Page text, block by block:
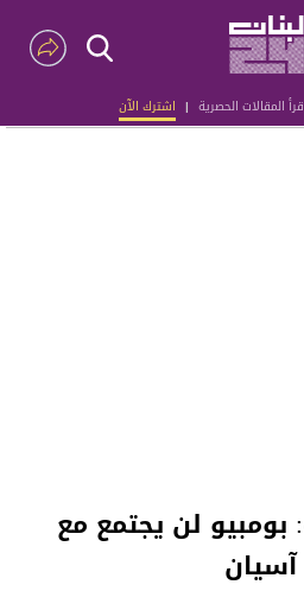
المقالات الحصرية | اشترك الآن
بومبيو لن يجتمع مع